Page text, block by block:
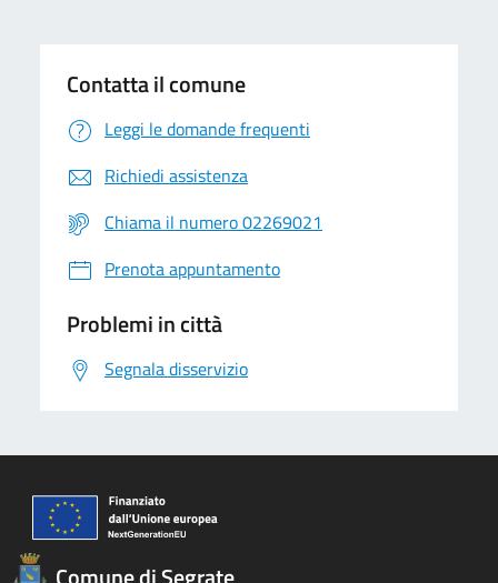
Contatta il comune
Leggi le domande frequenti
Richiedi assistenza
Chiama il numero 02269021
Prenota appuntamento
Problemi in città
Segnala disservizio